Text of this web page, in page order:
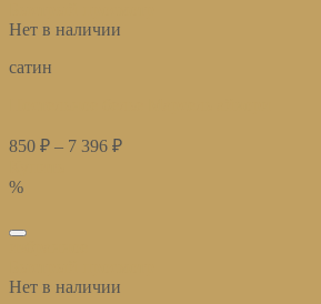
Нет в наличии
сатин
850 ₽ – 7 396 ₽
%
Нет в наличии